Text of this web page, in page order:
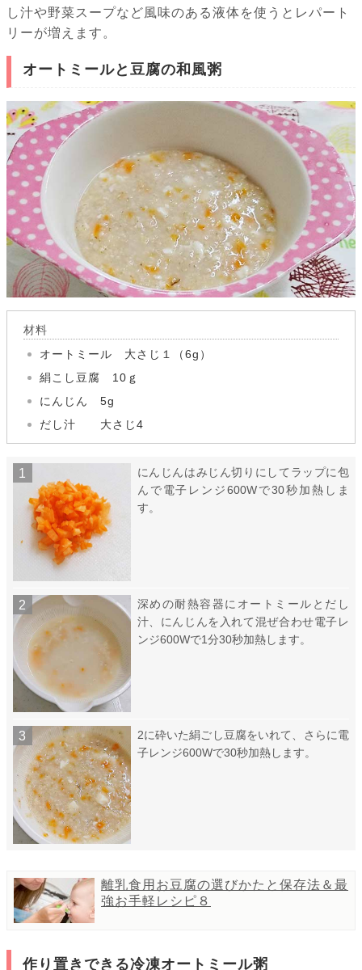
し汁や野菜スープなど風味のある液体を使うとレパート
リーが増えます。
オートミールと豆腐の和風粥
材料
オートミール 大さじ１（6g）
絹こし豆腐 10ｇ
にんじん 5g
だし汁 大さじ4
にんじんはみじん切りにしてラップに包
んで電子レンジ600Wで30秒加熱しま
す。
深めの耐熱容器にオートミールとだし
汁、にんじんを入れて混ぜ合わせ電子レ
ンジ600Wで1分30秒加熱します。
2に砕いた絹ごし豆腐をいれて、さらに電
子レンジ600Wで30秒加熱します。
離乳食用お豆腐の選びかたと保存法＆最
強お手軽レシピ８
作り置きできる冷凍オートミール粥